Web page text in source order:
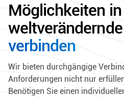
Möglichkeiten in
verbinden
Wir bieten durchgängige
Anforderungen nicht nur
Benötigen Sie einen